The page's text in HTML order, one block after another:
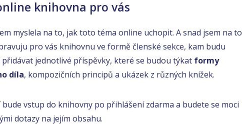
knihovna pro vás
myslela na to, jak toto téma online uchopit. A snad jsem na to
pro vás knihovnu ve formě členské sekce, kam budu
jednotlivé příspěvky, které se budou týkat formy
díla, kompozičních principů a ukázek z různých knížek.
bude vstup do knihovny po přihlášení zdarma a budete se moci
dotazy na jejím obsahu.